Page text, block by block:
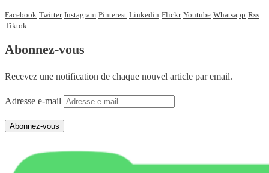
Facebook Twitter Instagram Pinterest Linkedin Flickr Youtube Whatsapp Rss
Tiktok
Abonnez-vous
Recevez une notification de chaque nouvel article par email.
Adresse e-mail
Abonnez-vous